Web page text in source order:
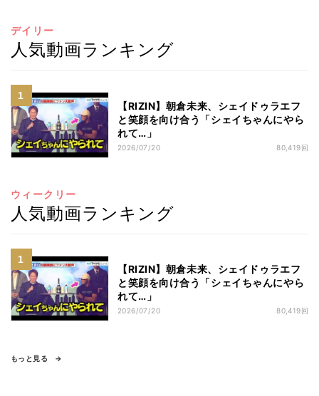
デイリー
人気動画ランキング
【RIZIN】朝倉未来、シェイドゥラエフ
と笑顔を向け合う「シェイちゃんにやら
れて…」
2026/07/20 80,419回
ウィークリー
人気動画ランキング
【RIZIN】朝倉未来、シェイドゥラエフ
と笑顔を向け合う「シェイちゃんにやら
れて…」
2026/07/20 80,419回
もっと見る